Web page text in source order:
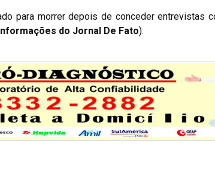
para morrer depois de conceder entrevistas
do Jornal De Fato).